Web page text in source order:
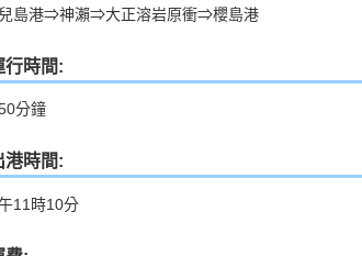
島港⇒神瀨⇒大正溶岩原衝⇒櫻島港
行時間:
分鐘
港時間:
11時10分